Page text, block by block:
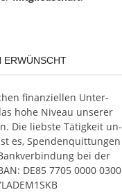
ERWÜNSCHT
fi­nan­zi­el­len Un­ter­
hohe Ni­veau un­se­rer
Die liebs­te Tä­tig­keit un­
es, Spen­den­quit­tun­gen
bei der
DE85 7705 0000 0300